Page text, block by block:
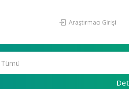
Araştırmacı Girişi